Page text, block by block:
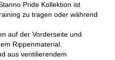
Pride Kollektion ist
zu tragen oder während
auf der Vorderseite und
Rippenmaterial.
aus ventilierendem